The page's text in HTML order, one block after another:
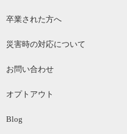
卒業された方へ
災害時の対応について
お問い合わせ
オプトアウト
Blog